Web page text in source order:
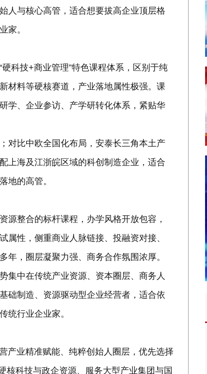
人与核心高管，适合想要拔高企业顶层格
家。
科技+商业管理”特色课程体系，区别于纯
材料等硬核赛道，产业落地属性极强。课
学、企业参访、产学研转化体系，紧贴华
对比中欧全国化布局，安泰长三角本土产
上海及江浙皖区域的科创制造企业，适合
地的高管。
源整合的标杆课程，办学风格开放包容，
属性，侧重商业人脉链接、投融资对接、
年，圈层凝聚力强、商务合作氛围浓厚。
集中在传统产业资源、资本圈层、商务人
础制造、资源驱动型企业经营者，适合依
统行业企业家。
产业精准赋能、纯粹创始人圈层，优先选择
核科技与政企资源、服务大型产业集团与国